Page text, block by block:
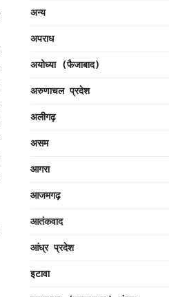
अन्य
अपराध
अयोध्या (फैजाबाद)
अरुणाचल प्रदेश
अलीगढ़
असम
आगरा
आजमगढ़
आतंकवाद
आंध्र प्रदेश
इटावा